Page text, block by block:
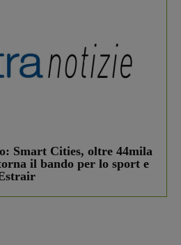
Smart Cities, oltre 44mila
il bando per lo sport e